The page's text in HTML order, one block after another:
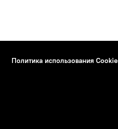
Политика использования Cookie